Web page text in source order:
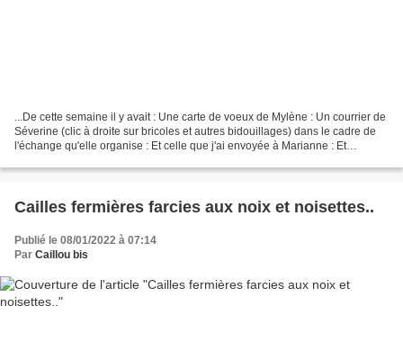
...De cette semaine il y avait : Une carte de voeux de Mylène : Un courrier de
Séverine (clic à droite sur bricoles et autres bidouillages) dans le cadre de
l'échange qu'elle organise : Et celle que j'ai envoyée à Marianne : Et
Cailles fermières farcies aux noix et noisettes..
Publié le 08/01/2022 à 07:14
Par Caillou bis